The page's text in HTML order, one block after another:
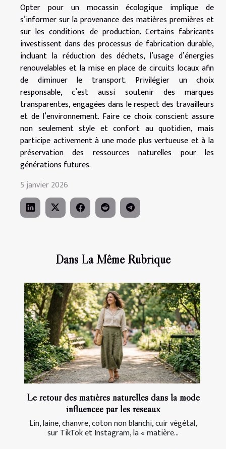
Dans La Même Rubrique
Le retour des matières naturelles dans la mode
influencée par les réseaux
Lin, laine, chanvre, coton non blanchi, cuir végétal,
sur TikTok et Instagram, la « matière...
Opter pour un mocassin écologique implique de
s’informer sur la provenance des matières premières et
sur les conditions de production. Certains fabricants
investissent dans des processus de fabrication durable,
incluant la réduction des déchets, l’usage d’énergies
renouvelables et la mise en place de circuits locaux afin
de diminuer le transport. Privilégier un choix
responsable, c’est aussi soutenir des marques
transparentes, engagées dans le respect des travailleurs
et de l’environnement. Faire ce choix conscient assure
non seulement style et confort au quotidien, mais
participe activement à une mode plus vertueuse et à la
préservation des ressources naturelles pour les
générations futures.
5 janvier 2026